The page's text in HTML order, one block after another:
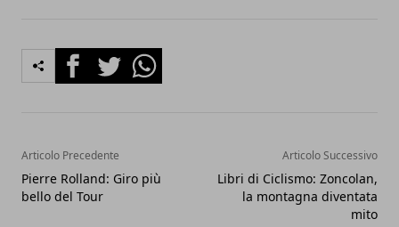
FacebookTwitterWhatsapp
Articolo Precedente
Pierre Rolland: Giro più
bello del Tour
Articolo Successivo
Libri di Ciclismo: Zoncolan,
la montagna diventata
mito